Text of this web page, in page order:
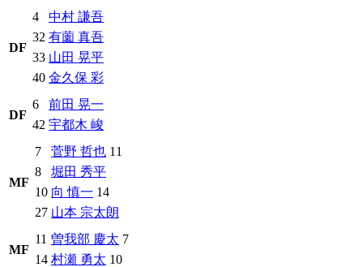
DF
4
中村 謙吾
32 有薗 真吾
33 山田 晃平
40 金久保 彩
DF
6
前田 晃一
42 宇都木 峻
MF
7 菅野 哲也 11
8
堀田 秀平
10 向 慎一 14
27 山本 宗太朗
MF
11 曽我部 慶太 7
14 村瀬 勇太 10